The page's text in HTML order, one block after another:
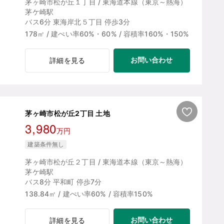
茅ヶ崎市松が丘１丁目 / 東海道本線（東京～熱海）
茅ケ崎駅
バス6分 東海岸北５丁目 停歩3分
178㎡ / 建ぺい率60%・60% / 容積率160%・150%
詳細を見る お問い合わせ
茅ヶ崎市松が丘2丁目 土地
3,980万円
建築条件無し
茅ヶ崎市松が丘２丁目 / 東海道本線（東京～熱海）
茅ケ崎駅
バス8分 平和町 停歩7分
138.84㎡ / 建ぺい率60% / 容積率150%
詳細を見る お問い合わせ